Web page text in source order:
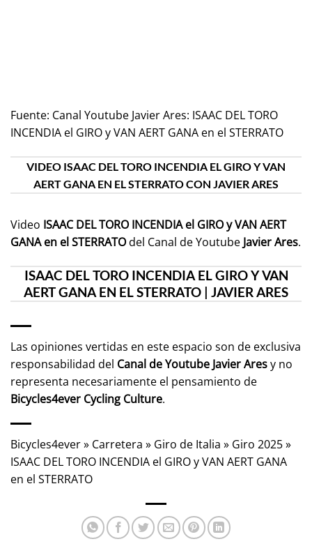
Fuente: Canal Youtube Javier Ares: ISAAC DEL TORO
INCENDIA el GIRO y VAN AERT GANA en el STERRATO
VIDEO ISAAC DEL TORO INCENDIA EL GIRO Y VAN
AERT GANA EN EL STERRATO CON JAVIER ARES
Video ISAAC DEL TORO INCENDIA el GIRO y VAN AERT
GANA en el STERRATOdel Canal de Youtube Javier Ares.
ISAAC DEL TORO INCENDIA EL GIRO Y VAN
AERT GANA EN EL STERRATO | JAVIER ARES
Las opiniones vertidas en este espacio son de exclusiva
responsabilidad del Canal de Youtube Javier Aresy no
representa necesariamente el pensamiento de
Bicycles4ever Cycling Culture.
Bicycles4ever» Carretera » Giro de Italia » Giro 2025»
ISAAC DEL TORO INCENDIA el GIRO y VAN AERT GANA
en el STERRATO